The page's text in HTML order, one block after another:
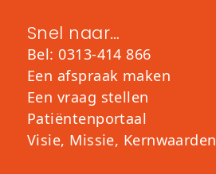
Snel naar…
Bel: 0313-414 866
Een afspraak maken
Een vraag stellen
Patiëntenportaal
Visie, Missie, Kernwaarden